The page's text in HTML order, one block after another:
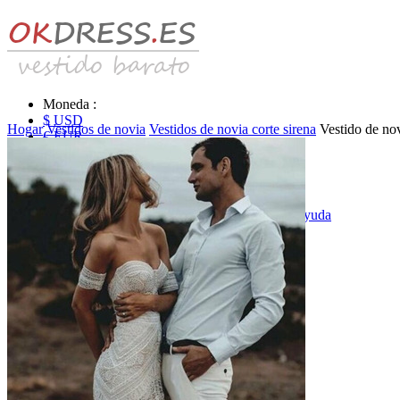
Moneda :
$ USD
€ EUR
₣ CHF
$ CAD
Identificarse & Registrarse |Obtener la contraseña Ayuda
Carro (0)
Vestidos de novia
Vestido de novia liquidación y venta
Vestidos de novia vendimia
Hogar Vestidos de novia Vestidos de novia corte sirena Vestido de